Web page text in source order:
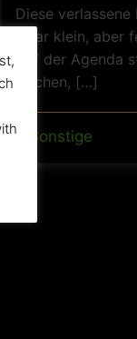
Diese
zwar klein, aber
Auf der Agenda
Kirchen, […]
Sonstige